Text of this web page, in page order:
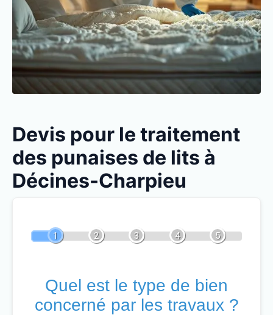
Devis pour le traitement
des punaises de lits à
Décines-Charpieu
1 2 3 4 5
Quel est le type de bien
concerné par les travaux ?